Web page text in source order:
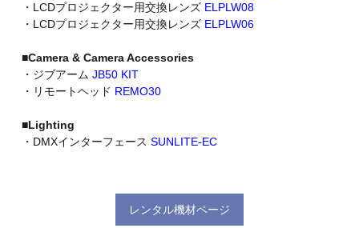
・LCDプロジェクター用交換レンズ ELPLW08
・LCDプロジェクター用交換レンズ ELPLW06
■Camera & Camera Accessories
・ジブアーム JB50 KIT
・リモートヘッド REMO30
■Lighting
・DMXインターフェース SUNLITE-EC
レンタル機材ページ